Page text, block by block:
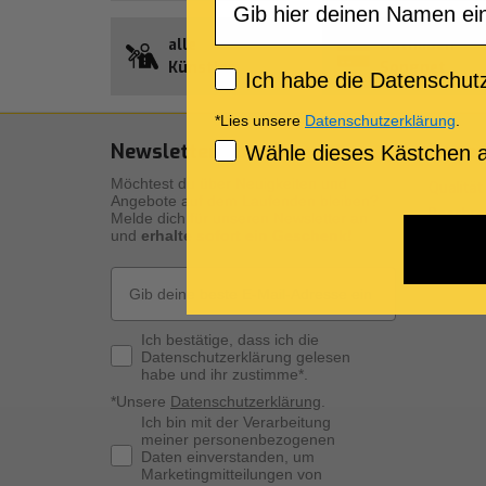
alle
Künstler
Guthaben
Newsletter Abonnement
Möchtest du über Neuigkeiten und
Angebote auf dem Laufenden bleiben?
Melde dich für unseren Newsletter an
und erhalte sofort ein Geschenk!
Privacy Policy
Ich bestätige, dass ich die
Datenschutzerklärung gelesen
habe und ihr zustimme*.
*Unsere Datenschutzerklärung
Consenso Marketing
Ich bin mit der Verarbeitung
meiner personenbezogenen
Daten einverstanden, um
Marketingmitteilungen von
Die
Privacy policy
Ich habe die
*Lies unsere Datenschutzerklärung
Consenso Marketing
Wähle dieses Kästchen